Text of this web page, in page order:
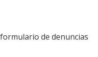
de denuncias